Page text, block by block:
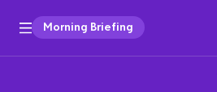
Morning Briefing